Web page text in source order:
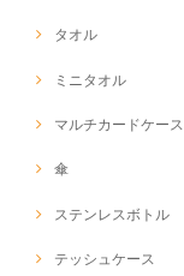
タオル
ミニタオル
マルチカードケース
傘
ステンレスボトル
テッシュケース